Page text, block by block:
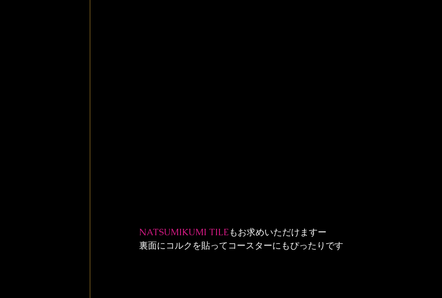
NATSUMIKUMI TILEもお求めいただけますー
裏面にコルクを貼ってコースターにもぴったりです